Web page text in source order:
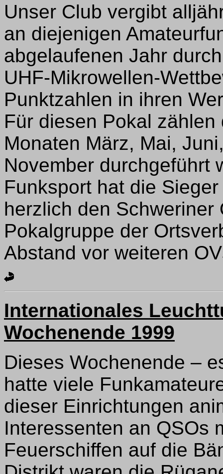
Unser Club vergibt
an diejenigen
abgelaufenen Jahr
UHF-Mikrowellen-
Punktzahlen in ihren
Für diesen Pokal
Monaten März, Mai,
November durchgeführt
Funksport hat die
herzlich den
Pokalgruppe der
Abstand vor weiteren
Internationales
Wochenende 1999
Dieses Wochenende –
hatte viele
dieser Einrichtungen
Interessenten an QSOs
Feuerschiffen auf die